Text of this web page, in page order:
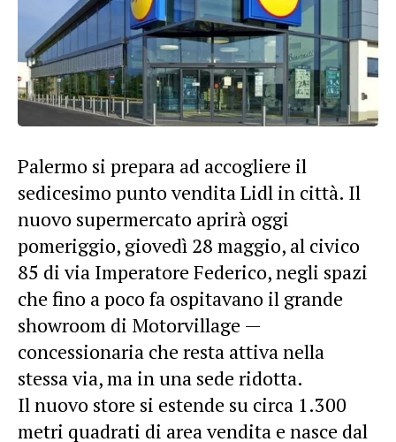
Palermo si prepara ad accogliere il
sedicesimo punto vendita Lidl in città. Il
nuovo supermercato aprirà oggi
pomeriggio, giovedì 28 maggio, al civico
85 di via Imperatore Federico, negli spazi
che fino a poco fa ospitavano il grande
showroom di Motorvillage —
concessionaria che resta attiva nella
stessa via, ma in una sede ridotta.
Il nuovo store si estende su circa 1.300
metri quadrati di area vendita e nasce dal